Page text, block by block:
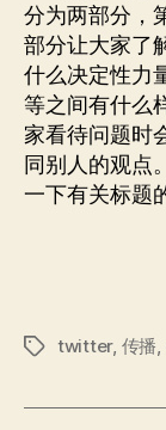
分为两部分，
部分让大家了
什么决定性力
等之间有什么
家看待问题时
同别人的观点
一下有关标题
标
twitter, 传播,